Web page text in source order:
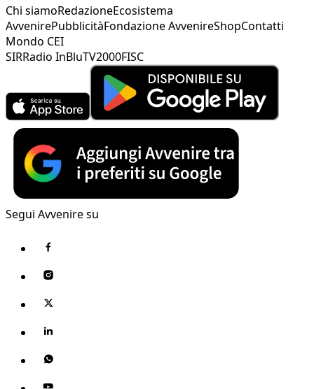
Chi siamoRedazioneEcosistema
AvvenirePubblicitàFondazione AvvenireShopContatti
Mondo CEI
SIRRadio InBluTV2000FISC
Segui Avvenire su